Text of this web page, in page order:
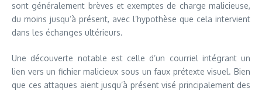
sont généralement brèves et exemptes de charge malicieuse,
du moins jusqu’à présent, avec l’hypothèse que cela intervient
dans les échanges ultérieurs.
Une découverte notable est celle d’un courriel intégrant un
lien vers un fichier malicieux sous un faux prétexte visuel. Bien
que ces attaques aient jusqu’à présent visé principalement des